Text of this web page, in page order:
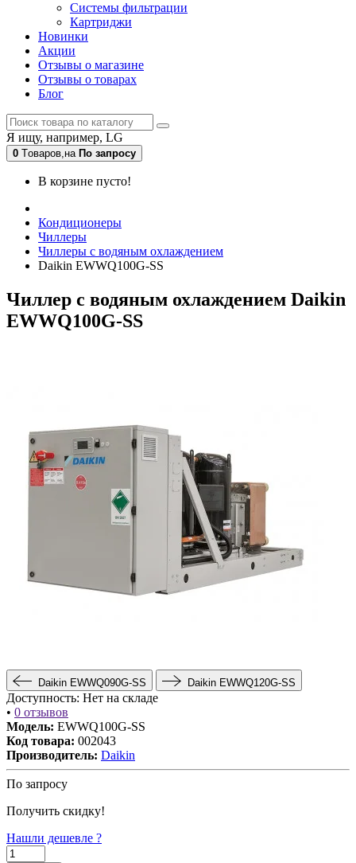
Системы фильтрации
Картриджи
Новинки
Акции
Отзывы о магазине
Отзывы о товарах
Блог
Я ищу, например, LG
0 Tоваров,на По запросу
В корзине пусто!
Кондиционеры
Чиллеры
Чиллеры с водяным охлаждением
Daikin EWWQ100G-SS
Чиллер с водяным охлаждением Daikin
EWWQ100G-SS
Daikin EWWQ090G-SS Daikin EWWQ120G-SS
Доступность: Нет на складе
• 0 отзывов
Модель: EWWQ100G-SS
Код товара: 002043
Производитель: Daikin
По запросу
Получить скидку!
Нашли дешевле ?